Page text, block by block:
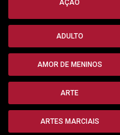
AÇÃO
ADULTO
AMOR DE MENINOS
ARTE
ARTES MARCIAIS